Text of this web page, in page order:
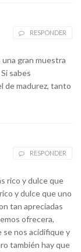
RESPONDER
una gran muestra
sabes
de madurez, tanto
RESPONDER
rico y dulce que
y dulce que uno
tan apreciadas
ofrecera,
se nos acidifique y
también hay que